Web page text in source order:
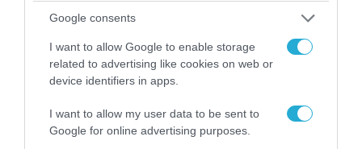
Google consents
I want to allow Google to enable storage
related to advertising like cookies on web or
device identifiers in apps.
I want to allow my user data to be sent to
Google for online advertising purposes.
06.08.2026 | 14:02
Αθήνα: Απομακρύνθηκαν παράνομα
αντικείμενα από κοινόχρηστους χώρους